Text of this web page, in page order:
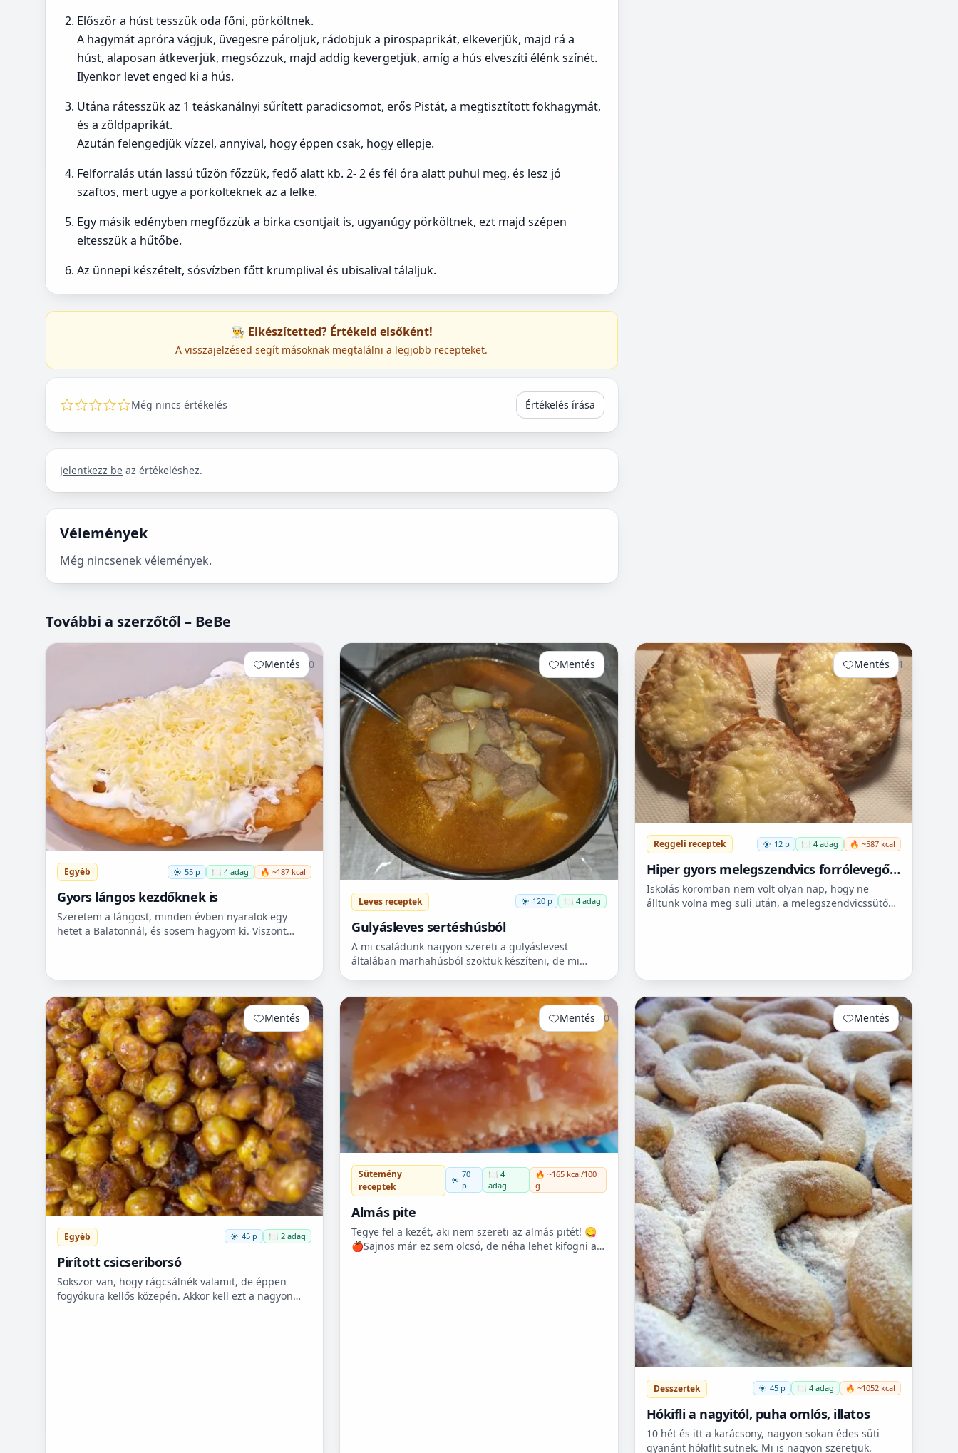
Először a húst tesszük oda főni, pörköltnek.
A hagymát apróra vágjuk, üvegesre pároljuk, rádobjuk a pirospaprikát, elkeverjük, majd rá a
húst, alaposan átkeverjük, megsózzuk, majd addig kevergetjük, amíg a hús elveszíti élénk színét.
Ilyenkor levet enged ki a hús.
Utána rátesszük az 1 teáskanálnyi sűrített paradicsomot, erős Pistát, a megtisztított fokhagymát,
és a zöldpaprikát.
Azután felengedjük vízzel, annyival, hogy éppen csak, hogy ellepje.
Felforralás után lassú tűzön főzzük, fedő alatt kb. 2- 2 és fél óra alatt puhul meg, és lesz jó
szaftos, mert ugye a pörkölteknek az a lelke.
Egy másik edényben megfőzzük a birka csontjait is, ugyanúgy pörköltnek, ezt majd szépen
eltesszük a hűtőbe.
Az ünnepi készételt, sósvízben főtt krumplival és ubisalival tálaljuk.
👨‍🍳 Elkészítetted? Értékeld elsőként!
A visszajelzésed segít másoknak megtalálni a legjobb recepteket.
Még nincs értékelés Értékelés írása
Jelentkezz be az értékeléshez.
Vélemények
Még nincsenek vélemények.
További a szerzőtől – BeBe
Mentés 0
Egyéb 55 p 🍽️ 4 adag 🔥 ~187 kcal
Gyors lángos kezdőknek is
Szeretem a lángost, minden évben nyaralok egy
hetet a Balatonnál, és sosem hagyom ki. Viszont
Mentés 0
Leves receptek 120 p 🍽️ 4 adag
Gulyásleves sertéshúsból
A mi családunk nagyon szereti a gulyáslevest
általában marhahúsból szoktuk készíteni, de mi
Mentés 1
Reggeli receptek 12 p 🍽️ 4 adag 🔥 ~587 kcal
Hiper gyors melegszendvics forrólevegős
sütőbe
Iskolás koromban nem volt olyan nap, hogy ne
álltunk volna meg suli után, a melegszendvicssütő
Mentés 0
Egyéb 45 p 🍽️ 2 adag
Pirított csicseriborsó
Sokszor van, hogy rágcsálnék valamit, de éppen
fogyókura kellős közepén. Akkor kell ezt a nagyon
Mentés 0
Sütemény
receptek
70
p
🍽️ 4
adag
🔥 ~165 kcal/100
g
Almás pite
Tegye fel a kezét, aki nem szereti az almás pitét! 😋
🍎Sajnos már ez sem olcsó, de néha lehet kifogni a
Mentés 0
Desszertek 45 p 🍽️ 4 adag 🔥 ~1052 kcal
Hókifli a nagyitól, puha omlós, illatos
10 hét és itt a karácsony, nagyon sokan édes süti
gyanánt hókiflit sütnek. Mi is nagyon szeretjük.